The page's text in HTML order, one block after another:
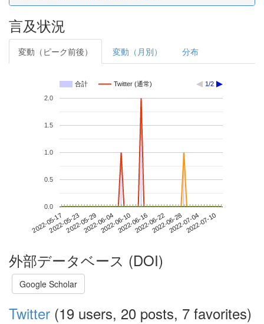
言及状況
変動（ピーク前後） 変動（月別） 分布
合計 Twitter (通常) 1/2
2022-05-172022-05-232022-05-292022-06-042022-06-102022-06-162022-06-222022-06-282022-07-042022-07-10
0.0
0.5
1.0
1.5
2.0
外部データベース (DOI)
Google Scholar
Twitter (19 users, 20 posts, 7 favorites)